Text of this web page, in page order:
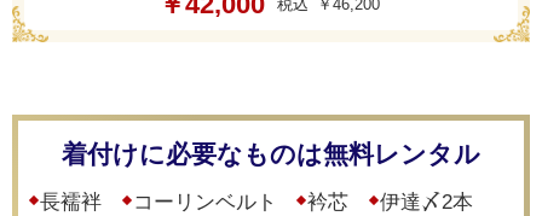
￥46,200
着付けに必要なものは無料レンタル
長襦袢 コーリンベルト 衿芯
伊達〆2本